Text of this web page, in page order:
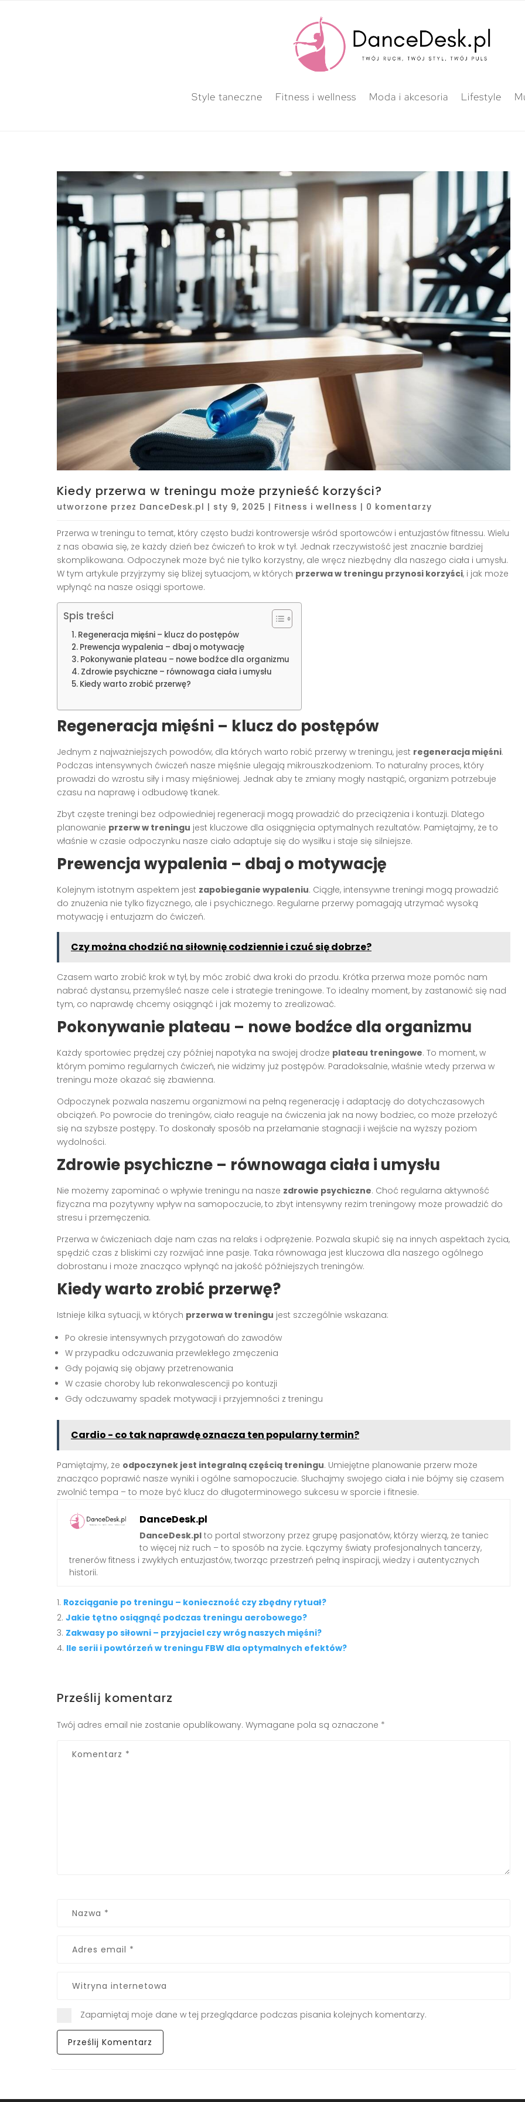
Style taneczne Fitness i wellness Moda i akcesoria Lifestyle
Kiedy przerwa w treningu może przynieść korzyści?
utworzone przez DanceDesk.pl | sty 9, 2025 | Fitness i wellness | 0 komentarzy
Przerwa w treningu to temat, który często budzi kontrowersje wśród sportowców i entuzjastów fitnessu. Wielu
z nas obawia się, że każdy dzień bez ćwiczeń to krok w tył. Jednak rzeczywistość jest znacznie bardziej
skomplikowana. Odpoczynek może być nie tylko korzystny, ale wręcz niezbędny dla naszego ciała i umysłu.
W tym artykule przyjrzymy się bliżej sytuacjom, w których przerwa w treningu przynosi korzyści, i jak może
wpłynąć na nasze osiągi sportowe.
Spis treści
Regeneracja mięśni – klucz do postępów
Prewencja wypalenia – dbaj o motywację
Pokonywanie plateau – nowe bodźce dla organizmu
Zdrowie psychiczne – równowaga ciała i umysłu
Kiedy warto zrobić przerwę?
Regeneracja mięśni – klucz do postępów
Jednym z najważniejszych powodów, dla których warto robić przerwy w treningu, jest regeneracja mięśni.
Podczas intensywnych ćwiczeń nasze mięśnie ulegają mikrouszkodzeniom. To naturalny proces, który
prowadzi do wzrostu siły i masy mięśniowej. Jednak aby te zmiany mogły nastąpić, organizm potrzebuje
czasu na naprawę i odbudowę tkanek.
Zbyt częste treningi bez odpowiedniej regeneracji mogą prowadzić do przeciążenia i kontuzji. Dlatego
planowanie przerw w treningu jest kluczowe dla osiągnięcia optymalnych rezultatów. Pamiętajmy, że to
właśnie w czasie odpoczynku nasze ciało adaptuje się do wysiłku i staje się silniejsze.
Prewencja wypalenia – dbaj o motywację
Kolejnym istotnym aspektem jest zapobieganie wypaleniu. Ciągłe, intensywne treningi mogą prowadzić
do znużenia nie tylko fizycznego, ale i psychicznego. Regularne przerwy pomagają utrzymać wysoką
motywację i entuzjazm do ćwiczeń.
Czy można chodzić na siłownię codziennie i czuć się dobrze?
Czasem warto zrobić krok w tył, by móc zrobić dwa kroki do przodu. Krótka przerwa może pomóc nam
nabrać dystansu, przemyśleć nasze cele i strategie treningowe. To idealny moment, by zastanowić się nad
tym, co naprawdę chcemy osiągnąć i jak możemy to zrealizować.
Pokonywanie plateau – nowe bodźce dla organizmu
Każdy sportowiec prędzej czy później napotyka na swojej drodze plateau treningowe. To moment, w
którym pomimo regularnych ćwiczeń, nie widzimy już postępów. Paradoksalnie, właśnie wtedy przerwa w
treningu może okazać się zbawienna.
Odpoczynek pozwala naszemu organizmowi na pełną regenerację i adaptację do dotychczasowych
obciążeń. Po powrocie do treningów, ciało reaguje na ćwiczenia jak na nowy bodziec, co może przełożyć
się na szybsze postępy. To doskonały sposób na przełamanie stagnacji i wejście na wyższy poziom
wydolności.
Zdrowie psychiczne – równowaga ciała i umysłu
Nie możemy zapominać o wpływie treningu na nasze zdrowie psychiczne. Choć regularna aktywność
fizyczna ma pozytywny wpływ na samopoczucie, to zbyt intensywny reżim treningowy może prowadzić do
stresu i przemęczenia.
Przerwa w ćwiczeniach daje nam czas na relaks i odprężenie. Pozwala skupić się na innych aspektach życia,
spędzić czas z bliskimi czy rozwijać inne pasje. Taka równowaga jest kluczowa dla naszego ogólnego
dobrostanu i może znacząco wpłynąć na jakość późniejszych treningów.
Kiedy warto zrobić przerwę?
Istnieje kilka sytuacji, w których przerwa w treningu jest szczególnie wskazana:
Po okresie intensywnych przygotowań do zawodów
W przypadku odczuwania przewlekłego zmęczenia
Gdy pojawią się objawy przetrenowania
W czasie choroby lub rekonwalescencji po kontuzji
Gdy odczuwamy spadek motywacji i przyjemności z treningu
Cardio - co tak naprawdę oznacza ten popularny termin?
Pamiętajmy, że odpoczynek jest integralną częścią treningu. Umiejętne planowanie przerw może
znacząco poprawić nasze wyniki i ogólne samopoczucie. Słuchajmy swojego ciała i nie bójmy się czasem
zwolnić tempa – to może być klucz do długoterminowego sukcesu w sporcie i fitnesie.
DanceDesk.pl
DanceDesk.pl to portal stworzony przez grupę pasjonatów, którzy wierzą, że taniec
to więcej niż ruch – to sposób na życie. Łączymy światy profesjonalnych tancerzy,
trenerów fitness i zwykłych entuzjastów, tworząc przestrzeń pełną inspiracji, wiedzy i autentycznych
historii.
Rozciąganie po treningu – konieczność czy zbędny rytuał?
Jakie tętno osiągnąć podczas treningu aerobowego?
Zakwasy po siłowni – przyjaciel czy wróg naszych mięśni?
Ile serii i powtórzeń w treningu FBW dla optymalnych efektów?
Prześlij komentarz
Twój adres email nie zostanie opublikowany. Wymagane pola są oznaczone *
Zapamiętaj moje dane w tej przeglądarce podczas pisania kolejnych komentarzy.